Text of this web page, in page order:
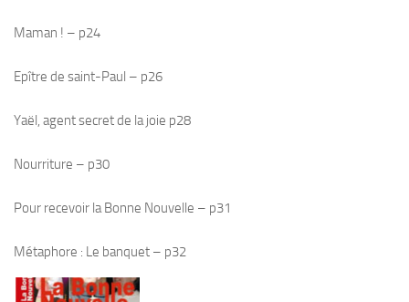
Maman ! – p24
Epître de saint-Paul – p26
Yaël, agent secret de la joie p28
Nourriture – p30
Pour recevoir la Bonne Nouvelle – p31
Métaphore : Le banquet – p32